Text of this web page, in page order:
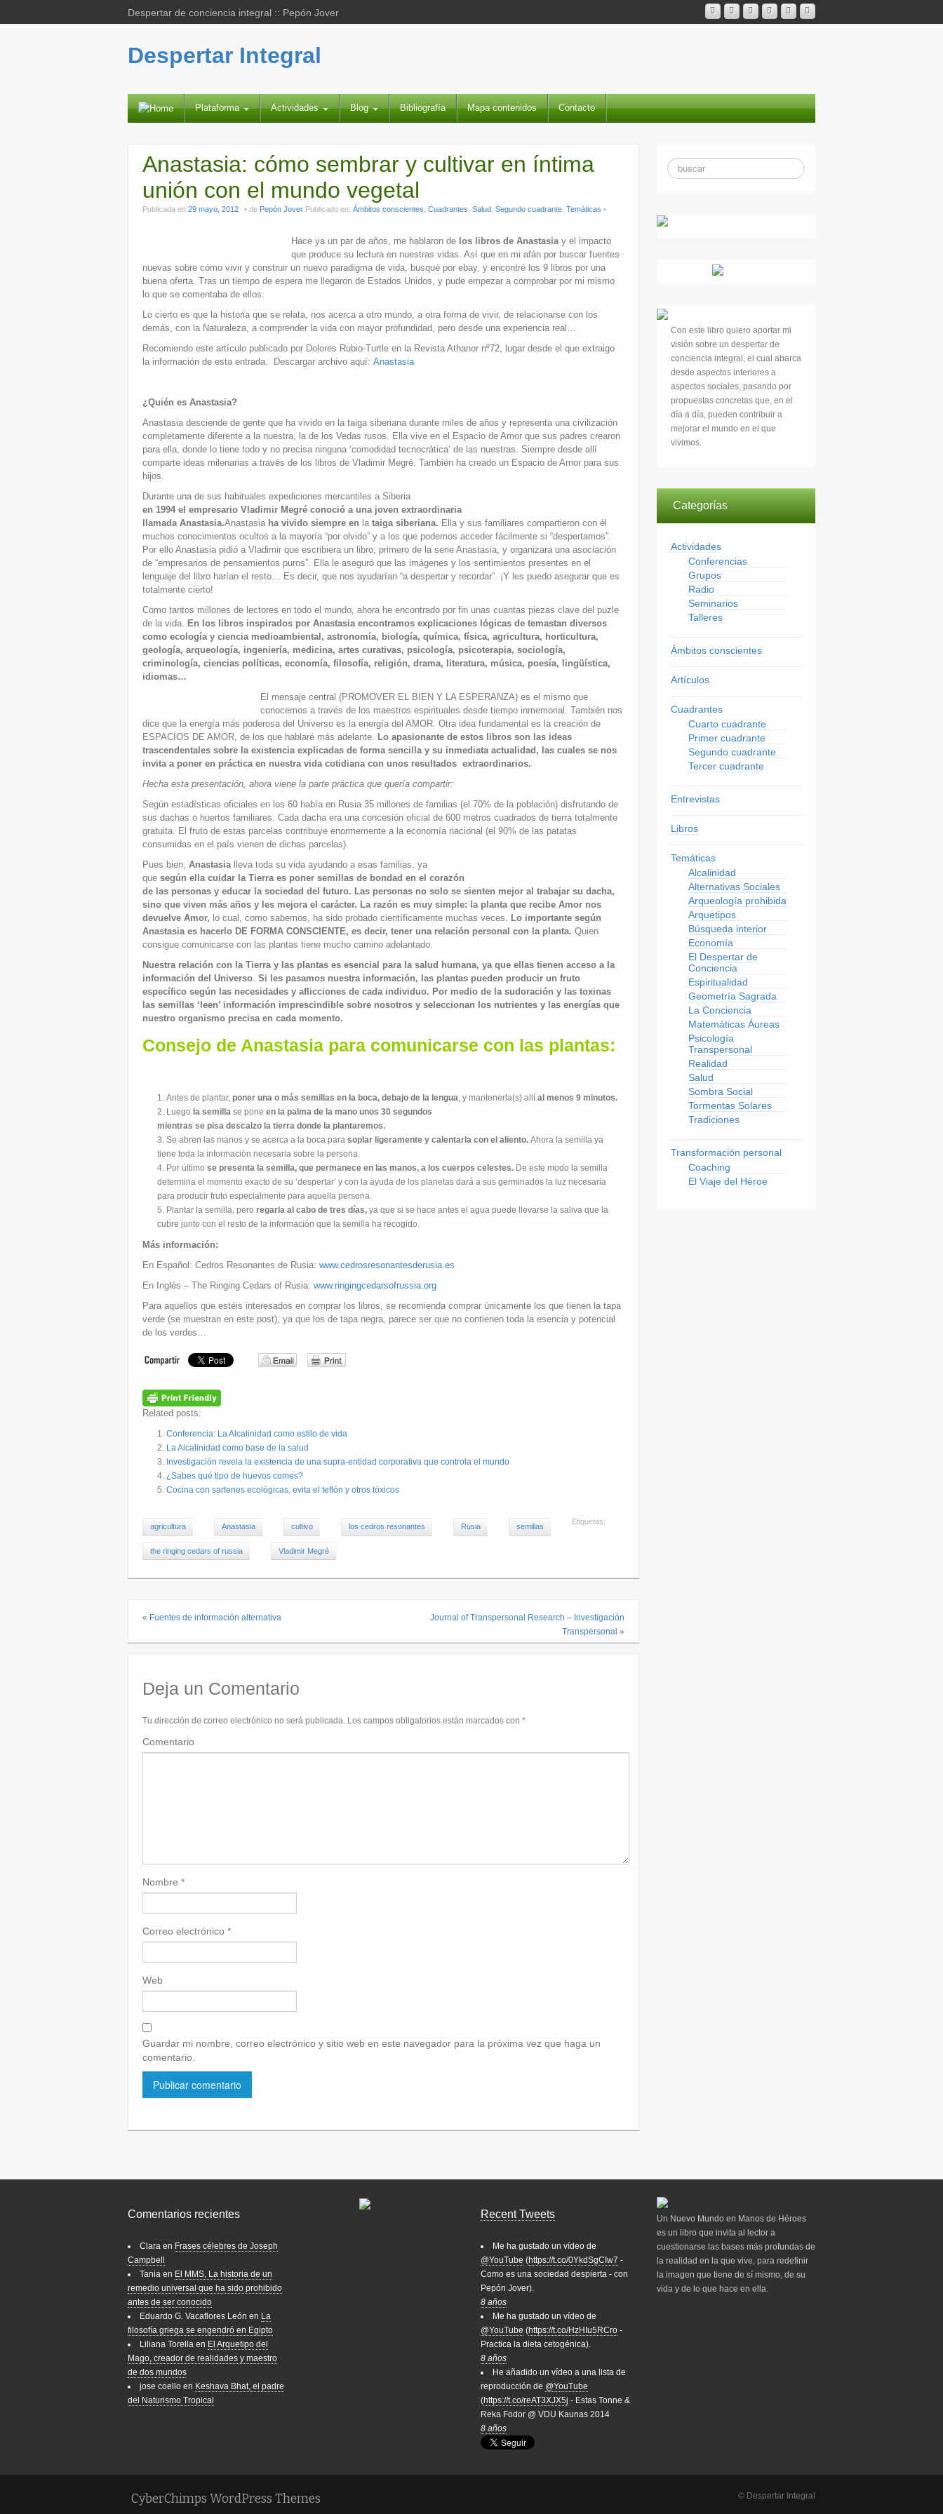
Despertar de conciencia integral :: Pepón Jover
Despertar Integral
Plataforma Actividades Blog Bibliografía Mapa contenidos Contacto
Anastasia: cómo sembrar y cultivar en íntima
unión con el mundo vegetal
Publicada en 29 mayo, 2012 de Pepón Jover Publicado en: Ámbitos conscientes Cuadrantes Salud Segundo cuadrante Temáticas
Hace ya un par de años, me hablaron de los libros de Anastasia y el impacto
que produce su lectura en nuestras vidas. Así que en mi afán por buscar fuentes
nuevas sobre cómo vivir y construir un nuevo paradigma de vida, busqué por ebay, y encontré los 9 libros por una
buena oferta. Tras un tiempo de espera me llegaron de Estados Unidos, y pude empezar a comprobar por mi mismo
lo que se comentaba de ellos.
Lo cierto es que la historia que se relata, nos acerca a otro mundo, a otra forma de vivir, de relacionarse con los
demás, con la Naturaleza, a comprender la vida con mayor profundidad, pero desde una experiencia real…
Recomiendo este artículo publicado por Dolores Rubio-Turtle en la Revista Athanor nº72, lugar desde el que extraigo
la información de esta entrada. Descargar archivo aquí: Anastasia
¿Quién es Anastasia?
Anastasia desciende de gente que ha vivido en la taiga siberiana durante miles de años y representa una civilización
completamente diferente a la nuestra, la de los Vedas rusos. Ella vive en el Espacio de Amor que sus padres crearon
para ella, donde lo tiene todo y no precisa ninguna ‘comodidad tecnocrática’ de las nuestras. Siempre desde allí
comparte ideas milenarias a través de los libros de Vladimir Megré. También ha creado un Espacio de Amor para sus
hijos.
Durante una de sus habituales expediciones mercantiles a Siberia
en 1994 el empresario Vladimir Megré conoció a una joven extraordinaria
llamada Anastasia.Anastasia ha vivido siempre en la taiga siberiana. Ella y sus familiares compartieron con él
muchos conocimientos ocultos a la mayoría “por olvido” y a los que podemos acceder fácilmente si “despertamos”.
Por ello Anastasia pidió a Vladimir que escribiera un libro, primero de la serie Anastasia, y organizara una asociación
de “empresarios de pensamientos puros”. Ella le aseguró que las imágenes y los sentimientos presentes en el
lenguaje del libro harían el resto… Es decir, que nos ayudarían “a despertar y recordar”. ¡Y les puedo asegurar que es
totalmente cierto!
Como tantos millones de lectores en todo el mundo, ahora he encontrado por fin unas cuantas piezas clave del puzle
de la vida. En los libros inspirados por Anastasia encontramos explicaciones lógicas de temastan diversos
como ecología y ciencia medioambiental, astronomía, biología, química, física, agricultura, horticultura,
geología, arqueología, ingeniería, medicina, artes curativas, psicología, psicoterapia, sociología,
criminología, ciencias políticas, economía, filosofía, religión, drama, literatura, música, poesía, lingüística,
idiomas…
El mensaje central (PROMOVER EL BIEN Y LA ESPERANZA) es el mismo que
conocemos a través de los maestros espirituales desde tiempo inmemorial. También nos
dice que la energía más poderosa del Universo es la energía del AMOR. Otra idea fundamental es la creación de
ESPACIOS DE AMOR, de los que hablaré más adelante. Lo apasionante de estos libros son las ideas
trascendentales sobre la existencia explicadas de forma sencilla y su inmediata actualidad, las cuales se nos
invita a poner en práctica en nuestra vida cotidiana con unos resultados extraordinarios.
Hecha esta presentación, ahora viene la parte práctica que quería compartir:
Según estadísticas oficiales en los 60 había en Rusia 35 millones de familias (el 70% de la población) disfrutando de
sus dachas o huertos familiares. Cada dacha era una concesión oficial de 600 metros cuadrados de tierra totalmente
gratuita. El fruto de estas parcelas contribuye enormemente a la economía nacional (el 90% de las patatas
consumidas en el país vienen de dichas parcelas).
Pues bien, Anastasia lleva toda su vida ayudando a esas familias, ya
que según ella cuidar la Tierra es poner semillas de bondad en el corazón
de las personas y educar la sociedad del futuro. Las personas no solo se sienten mejor al trabajar su dacha,
sino que viven más años y les mejora el carácter. La razón es muy simple: la planta que recibe Amor nos
devuelve Amor, lo cual, como sabemos, ha sido probado científicamente muchas veces.
Lo importante según
Anastasia es hacerlo DE FORMA CONSCIENTE, es decir, tener una relación personal con la planta. Quien
consigue comunicarse con las plantas tiene mucho camino adelantado.
Nuestra relación con la Tierra y las plantas es esencial para la salud humana, ya que ellas tienen acceso a la
información del Universo Si les pasamos nuestra información, las plantas pueden producir un fruto
específico según las necesidades y aflicciones de cada individuo. Por medio de la sudoración y las toxinas
las semillas ‘leen’ información imprescindible sobre nosotros y seleccionan los nutrientes y las energías que
nuestro organismo precisa en cada momento.
Consejo de Anastasia para comunicarse con las plantas:
Antes de plantar, poner una o más semillas en la boca, debajo de la lengua , y mantenerla(s) allí al menos 9 minutos.
Luego la semilla se pone en la palma de la mano unos 30 segundos
mientras se pisa descalzo la tierra donde la plantaremos.
Se abren las manos y se acerca a la boca para soplar ligeramente y calentarla con el aliento. Ahora la semilla ya
tiene toda la información necesaria sobre la persona.
Por último se presenta la semilla, que permanece en las manos, a los cuerpos celestes. De este modo la semilla
determina el momento exacto de su ‘despertar’ y con la ayuda de los planetas dará a sus germinados la luz necesaria
para producir fruto especialmente para aquella persona.
Plantar la semilla, pero regarla al cabo de tres días, ya que si se hace antes el agua puede llevarse la saliva que la
cubre junto con el resto de la información que la semilla ha recogido.
Más información:
En Español: Cedros Resonantes de Rusia: www.cedrosresonantesderusia.es
En Inglés – The Ringing Cedars of Rusia: www.ringingcedarsofrussia.org
Para aquellos que estéis interesados en comprar los libros, se recomienda comprar únicamente los que tienen la tapa
verde (se muestran en este post), ya que los de tapa negra, parece ser que no contienen toda la esencia y potencial
de los verdes…
Related posts:
Conferencia: La Alcalinidad como estilo de vida
La Alcalinidad como base de la salud
Investigación revela la existencia de una supra-entidad corporativa que controla el mundo
¿Sabes qué tipo de huevos comes?
Cocina con sartenes ecológicas, evita el teflón y otros tóxicos
Etiquetas:
agricultura Anastasia cultivo los cedros resonantes Rusia semillas
the ringing cedars of russia Vladimir Megré
« Fuentes de información alternativa
Journal of Transpersonal Research – Investigación
Transpersonal »
Deja un Comentario
Tu dirección de correo electrónico no será publicada. Los campos obligatorios están marcados con *
Comentario
Nombre *
Correo electrónico *
Web
Guardar mi nombre, correo electrónico y sitio web en este navegador para la próxima vez que haga un
comentario.
Con este libro quiero aportar mi
visión sobre un despertar de
conciencia integral, el cual abarca
desde aspectos interiores a
aspectos sociales, pasando por
propuestas concretas que, en el
día a día, pueden contribuir a
mejorar el mundo en el que
vivimos.
Categorías
Actividades
Conferencias
Grupos
Radio
Seminarios
Talleres
Ámbitos conscientes
Artículos
Cuadrantes
Cuarto cuadrante
Primer cuadrante
Segundo cuadrante
Tercer cuadrante
Entrevistas
Libros
Temáticas
Alcalinidad
Alternativas Sociales
Arqueología prohibida
Arquetipos
Búsqueda interior
Economía
El Despertar de
Conciencia
Espiritualidad
Geometría Sagrada
La Conciencia
Matemáticas Áureas
Psicología
Transpersonal
Realidad
Salud
Sombra Social
Tormentas Solares
Tradiciones
Transformación personal
Coaching
El Viaje del Héroe
Comentarios recientes
Clara en Frases célebres de Joseph
Campbell
Tania en El MMS, La historia de un
remedio universal que ha sido prohibido
antes de ser conocido
Eduardo G. Vacaflores León en La
filosofía griega se engendró en Egipto
Liliana Torella en El Arquetipo del
Mago, creador de realidades y maestro
de dos mundos
jose coello en Keshava Bhat, el padre
del Naturismo Tropical
Recent Tweets
Me ha gustado un vídeo de
@YouTube (https://t.co/0YkdSgCIw7 -
Como es una sociedad despierta - con
Pepón Jover).
8 años
Me ha gustado un vídeo de
@YouTube (https://t.co/HzHIu5RCro-
Practica la dieta cetogénica).
8 años
He añadido un vídeo a una lista de
reproducción de @YouTube
(https://t.co/reAT3XJX5j - Estas Tonne &
Reka Fodor @ VDU Kaunas 2014
8 años
Un Nuevo Mundo en Manos de Héroes
es un libro que invita al lector a
cuestionarse las bases más profundas de
la realidad en la que vive, para redefinir
la imagen que tiene de sí mismo, de su
vida y de lo que hace en ella.
CyberChimps WordPress Themes © Despertar Integral